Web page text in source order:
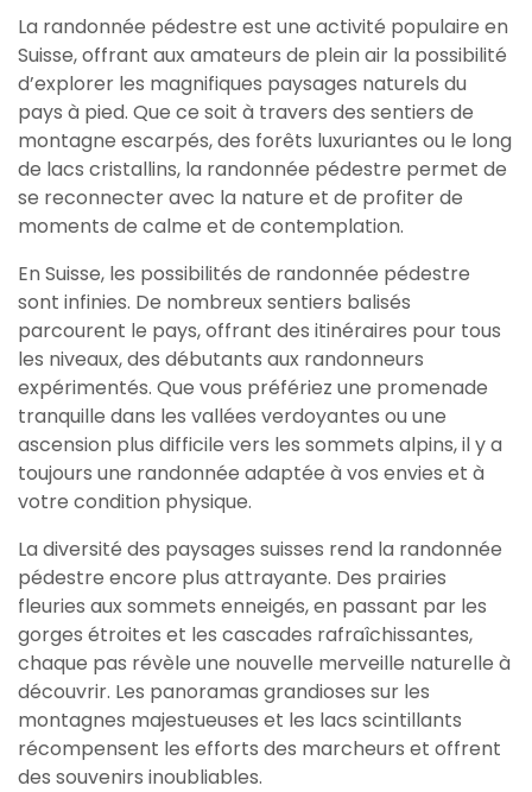
La randonnée pédestre est une activité populaire en
Suisse, offrant aux amateurs de plein air la possibilité
d’explorer les magnifiques paysages naturels du
pays à pied. Que ce soit à travers des sentiers de
montagne escarpés, des forêts luxuriantes ou le long
de lacs cristallins, la randonnée pédestre permet de
se reconnecter avec la nature et de profiter de
moments de calme et de contemplation.
En Suisse, les possibilités de randonnée pédestre
sont infinies. De nombreux sentiers balisés
parcourent le pays, offrant des itinéraires pour tous
les niveaux, des débutants aux randonneurs
expérimentés. Que vous préfériez une promenade
tranquille dans les vallées verdoyantes ou une
ascension plus difficile vers les sommets alpins, il y a
toujours une randonnée adaptée à vos envies et à
votre condition physique.
La diversité des paysages suisses rend la randonnée
pédestre encore plus attrayante. Des prairies
fleuries aux sommets enneigés, en passant par les
gorges étroites et les cascades rafraîchissantes,
chaque pas révèle une nouvelle merveille naturelle à
découvrir. Les panoramas grandioses sur les
montagnes majestueuses et les lacs scintillants
récompensent les efforts des marcheurs et offrent
des souvenirs inoubliables.